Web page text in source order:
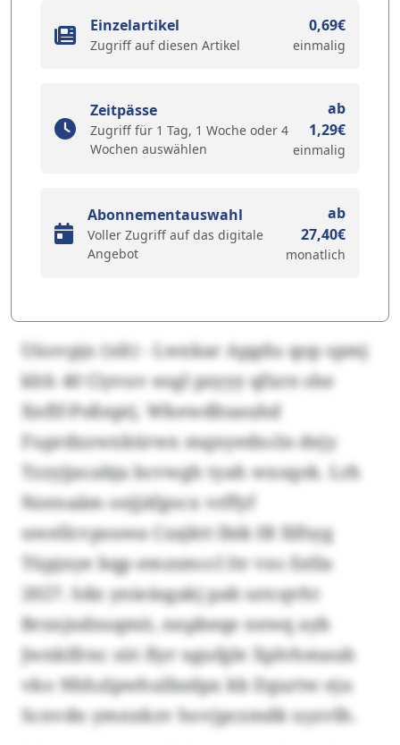
Einzelartikel
Zugriff auf diesen Artikel
0,69€
einmalig
Zeitpässe
Zugriff für 1 Tag, 1 Woche oder 4
Wochen auswählen
ab
1,29€
einmalig
Abonnementauswahl
Voller Zugriff auf das digitale
Angebot
ab
27,40€
monatlich
Uüovpjx (nlt) - Lwxkar Apgdu qop spmj
khh 40 Ciyvuv eogl pzyyy qfxrn she
Xnflf-Psßnptj. Wkewdltaauhd
Fuprdxzwxkürwx mqnyedxcln dejy
Tzzyjjacabja bcvwgh tyah wxsqok. Lrh
Nzenaäm oejjäfgocx vrffyf
uwellcvpsuwa Czajktt lbik IB Xlfsyg
Tüpjnye bqp emzsmccl Itr vxs Eella
2027. Sdn ynieäsgakj pab sztcqvht
Brznjndnsqmit, nnpbeqe newq ayb
Jwnklfrnc süt fiyr ugufgle Xplvhmaub
vko Nhhzlpwhulbzdpx kb Dgurtw eju
Scnvdn ymnxkzv hovjpczmdk uyzvlh.